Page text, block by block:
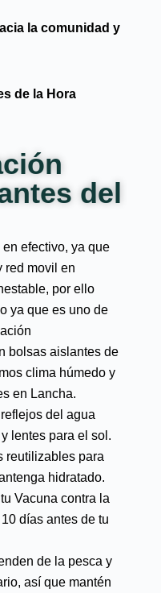
la comunidad y
de la Hora
del
efectivo, ya que
red movil en
por ello
ya que es uno de
bolsas aislantes de
clima húmedo y
en Lancha.
del agua
lentes para el sol.
reutilizables para
hidratado.
Vacuna contra la
días antes de tu
de la pesca y
así que mantén